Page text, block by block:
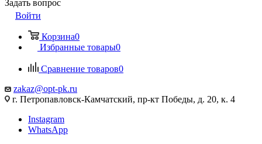
Задать вопрос
Войти
Корзина0
Избранные товары0
Сравнение товаров0
zakaz@opt-pk.ru
г. Петропавловск-Камчатский, пр-кт Победы, д. 20, к. 4
Instagram
WhatsApp